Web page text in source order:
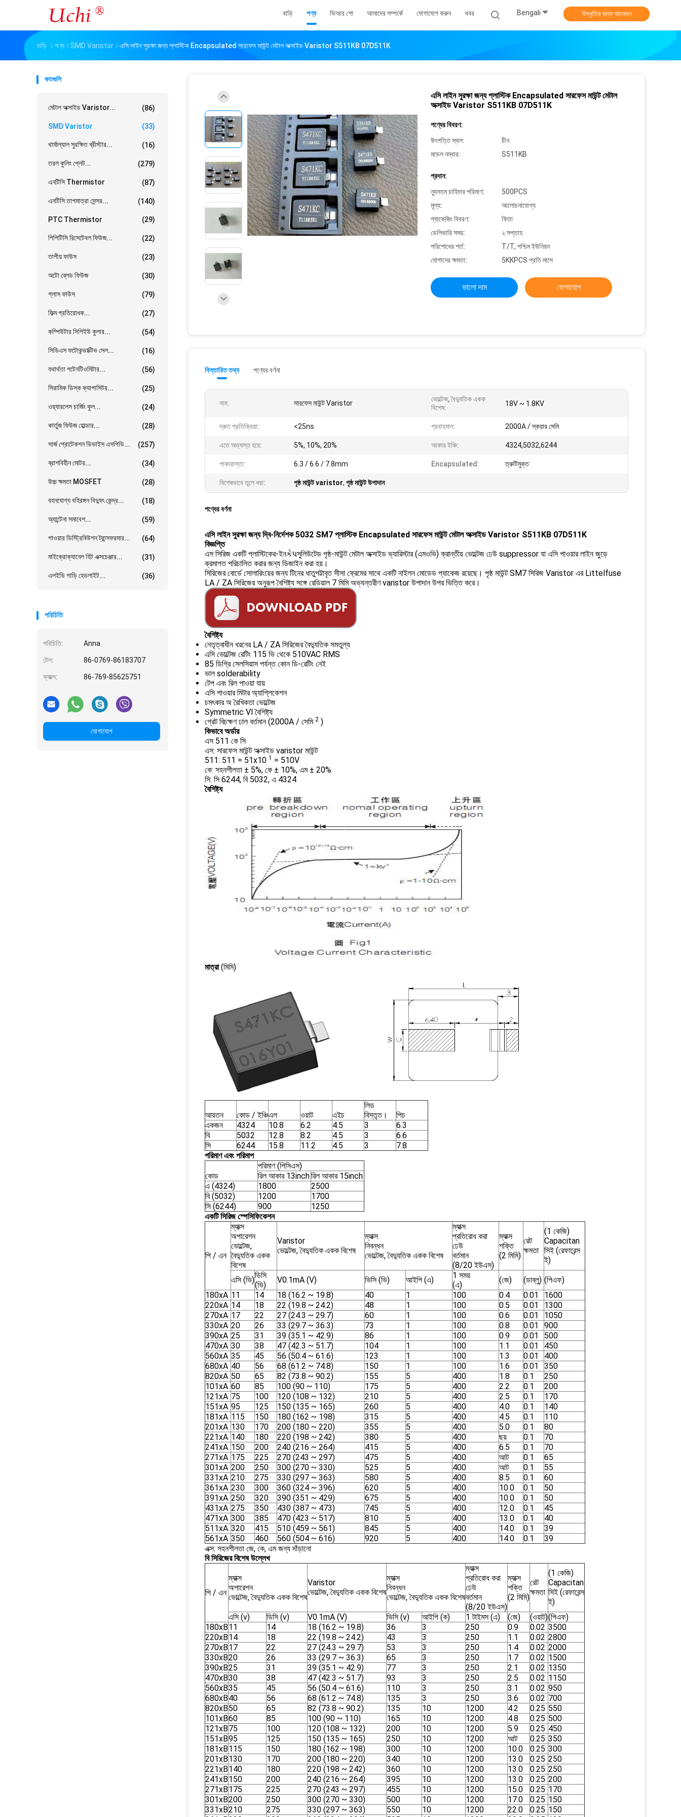
বাড়ি পণ্য ভিআর শো আমাদের সম্পর্কে যোগাযোগ করুন খবর Bengali উদ্ধৃতির জন্য আবেদন
বাড়ি পণ্য SMD Varistor এসি লাইন সুরক্ষা জন্য প্লাস্টিক Encapsulated সারফেস মাউন্ট মেটাল অক্সাইড Varistor S511KB 07D511K
কতগুলি
মেটাল অক্সাইড Varistor... (86)
SMD Varistor (33)
থার্মাল্যাল সুরক্ষিত ব্রীস্টার... (16)
তরল কুলিং প্লেট... (279)
এনটিসি Thermistor (87)
এনটিসি তাপমাত্রা সেন্সর... (140)
PTC Thermistor (29)
পিপিটিসি রিসেটেবল ফিউজ... (22)
তাপীয় ফাউস (23)
অটো ব্লেড ফিউজ (30)
গ্লাস ফাউস (79)
ফিল্ম প্রতিরোধক... (27)
কম্পিউটার সিপিইউ কুলার... (54)
সিডিএস ফটোকন্ডাক্টিভ সেল... (16)
যথার্থতা পটেনটিওমিটার... (56)
সিরামিক ডিস্ক ক্যাপাসিটর... (25)
ওয়্যারলেস চার্জিং কুল... (24)
কার্তুজ ফিউজ হোল্ডার... (28)
সার্জ প্রোটেকশন ডিভাইস এসপিডি... (257)
ব্রাশবিহীন মোটর... (34)
উচ্চ ক্ষমতা MOSFET (28)
বহনযোগ্য বহিরঙ্গন বিদ্যুৎ কেন্দ্র... (18)
অ্যান্টেনা সমাবেশ... (59)
পাওয়ার ডিস্ট্রিবিউশন ট্রান্সফরমার... (64)
মাইক্রোক্যানেল হিট এক্সচেঞ্জার... (31)
এলইডি গাড়ি হেডলাইট... (36)
পরিচিতি
পরিচিতি: Anna
টেল: 86-0769-86183707
ফ্যাক্স: 86-769-85625751
যোগাযোগ
এসি লাইন সুরক্ষা জন্য প্লাস্টিক Encapsulated সারফেস মাউন্ট মেটাল
অক্সাইড Varistor S511KB 07D511K
পণ্যের বিবরণ:
উৎপত্তি স্থল:
চীন
মডেল নম্বার:
S511KB
প্রদান:
ন্যূনতম চাহিদার পরিমাণ:
500PCS
মূল্য:
আলোচনাযোগ্য
প্যাকেজিং বিবরণ:
ফিতা
ডেলিভারি সময়:
২ সপ্তাহ
পরিশোধের শর্ত:
T/T, পশ্চিম ইউনিয়ন
যোগানের ক্ষমতা:
5KKPCS প্রতি মাসে
ভালো দাম যোগাযোগ
বিস্তারিত তথ্য পণ্যের বর্ণনা
নাম: সারফেস মাউন্ট Varistor
ভোল্টেজ, বৈদ্যুতিক একক
বিশেষ:
18V ~ 1.8KV
দ্রুত প্রতিক্রিয়া: <25ns প্রবাহমান: 2000A / স্কয়ার সেমি
এতে অভ্যস্ত হয়ে: 5%, 10%, 20% আকার ইঞ্চি: 4324,5032,6244
পাকারাস্তা: 6.3 / 6.6 / 7.8mm Encapsulated: ত্রুটিমুক্ত
বিশেষভাবে তুলে ধরা: পৃষ্ঠ মাউন্ট varistor, পৃষ্ঠ মাউন্ট উপাদান
পণ্যের বর্ণনা
এসি লাইন সুরক্ষা জন্য দ্বি-নির্দেশক 5032 SM7 প্লাস্টিক Encapsulated সারফেস মাউন্ট মেটাল অক্সাইড Varistor S511KB 07D511K
বিজ্ঞপ্তি
এস সিরিজ একটি প্লাস্টিকের-ইনકેપসুলিউটেড পৃষ্ঠ-মাউন্ট মেটাল অক্সাইড ভ্যারিস্টার (এমওভি) ক্রান্তীয় ভোল্টেজ ঢেউ suppressor যা এসি পাওয়ার লাইন জুড়ে
ক্রমাগত পরিচালিত করার জন্য ডিজাইন করা হয়।
সিরিজের বোর্ডে সোলারিংয়ের জন্য টিনের ধাতুপট্টাবৃত সীসা ফ্রেমের সাথে একটি নাইলন মোডেড প্যাকেজ রয়েছে। পৃষ্ঠ মাউন্ট SM7 সিরিজ Varistor এর Littelfuse
LA / ZA সিরিজের অনুরূপ বৈশিষ্ট্য সঙ্গে রেডিয়াল 7 মিমি অভ্যন্তরীণ varistor উপাদান উপর ভিত্তি করে।
বৈশিষ্ট্য
নেতৃত্বাধীন ধরনের LA / ZA সিরিজের বৈদ্যুতিক সমতুল্য
এসি ভোল্টেজ রেটিং 115 ভি থেকে 510VAC RMS
85 ডিগ্রি সেলসিয়াস পর্যন্ত কোন ডি-রেটিং নেই
ভাল solderability
টেপ এবং রিল পাওয়া যায়
এসি পাওয়ার মিটার অ্যাপ্লিকেশন
চমৎকার অ রৈখিকতা ভোল্টেজ
Symmetric Vl বৈশিষ্ট্য
গ্রেট বিচক্ষণ ঢাল বর্তমান (2000A / সেমি 2 )
কিভাবে অর্ডার
এস 511 কে সি
এস: সারফেস মাউন্ট অক্সাইড varistor মাউন্ট
511: 511 = 51x10 1 = 510V
কে: সহনশীলতা ± 5%, কে ± 10%, এম ± 20%
সি: সি 6244, বি 5032, এ 4324
বৈশিষ্ট্য
মাত্রা(মিমি)
আয়তন কোড / ইঞ্চিএল ওয়াট এইচ
লিড
বিস্তৃত।
পিচ
একজন
4324 10.8 6.2 4.5 3
6.3
বি
5032 12.8 8.2 4.5 3
6.6
সি
6244 15.8 11.2 4.5 3
7.8
পরিমাণ এবং পরিমাপ
কোড
পরিমাণ (পিসিএস)
রিল আকার 13inchরিল আকার 15inch
এ (4324)
1800
2500
বি (5032)
1200
1700
সি (6244)
900
1250
একটি সিরিজ স্পেসিফিকেশন
পি / এন
ম্যাক্স
অপারেশন
ভোল্টেজ,
বৈদ্যুতিক একক
বিশেষ
Varistor
ভোল্টেজ, বৈদ্যুতিক একক বিশেষ
ম্যাক্স
নিবন্ধন
ভোল্টেজ, বৈদ্যুতিক একক বিশেষ
ম্যাক্স
প্রতিরোধ করা
ঢেউ
বর্তমান
(8/20 ইউএস)
ম্যাক্স
শক্তি
(2 মিমি)
রেট
ক্ষমতা
(1 কেজি)
Capacitan
সিই (রেফারেন্স
ই)
এসি (ভি)ডিসি
(ভি)
V0.1mA (V) ভিসি (ভি) আইপি (এ)
1 সময়
(এ)
(জে) (ডাব্লু) (পিএফ)
180xA 11 14 18 (16.2 ~ 19.8) 40 1 100 0.4 0.01
1600
220xA 14 18 22 (19.8 ~ 24.2) 48 1 100 0.5 0.01
1300
270xA 17 22 27 (24.3 ~ 29.7) 60 1 100 0.6 0.01
1050
330xA 20 26 33 (29.7 ~ 36.3) 73 1 100 0.8 0.01
900
390xA 25 31 39 (35.1 ~ 42.9) 86 1 100 0.9 0.01
500
470xA 30 38 47 (42.3 ~ 51.7) 104 1 100 1.1 0.01
450
560xA 35 45 56 (50.4 ~ 61.6) 123 1 100 1.3 0.01
400
680xA 40 56 68 (61.2 ~ 74.8) 150 1 100 1.6 0.01
350
820xA 50 65 82 (73.8 ~ 90.2) 155 5 400 1.8 0.1
250
101xA 60 85 100 (90 ~ 110) 175 5 400 2.2 0.1
200
121xA 75 100 120 (108 ~ 132) 210 5 400 2.5 0.1
170
151xA 95 125 150 (135 ~ 165) 260 5 400 4.0 0.1
140
181xA 115 150 180 (162 ~ 198) 315 5 400 4.5 0.1
110
201xA 130 170 200 (180 ~ 220) 355 5 400 5.0 0.1
80
221xA 140 180 220 (198 ~ 242) 380 5 400 ছয় 0.1
70
241xA 150 200 240 (216 ~ 264) 415 5 400 6.5 0.1
70
271xA 175 225 270 (243 ~ 297) 475 5 400 আট 0.1
65
301xA 200 250 300 (270 ~ 330) 525 5 400 আট 0.1
55
331xA 210 275 330 (297 ~ 363) 580 5 400 8.5 0.1
60
361xA 230 300 360 (324 ~ 396) 620 5 400 10.0 0.1
50
391xA 250 320 390 (351 ~ 429) 675 5 400 10.0 0.1
50
431xA 275 350 430 (387 ~ 473) 745 5 400 12.0 0.1
45
471xA 300 385 470 (423 ~ 517) 810 5 400 13.0 0.1
40
511xA 320 415 510 (459 ~ 561) 845 5 400 14.0 0.1
39
561xA 350 460 560 (504 ~ 616) 920 5 400 14.0 0.1
39
এক্স: সহনশীলতা জে, কে, এম জন্য দাঁড়ানো
বি সিরিজের বিশেষ উল্লেখ
পি / এন
ম্যাক্স
অপারেশন
ভোল্টেজ, বৈদ্যুতিক একক বিশেষ
Varistor
ভোল্টেজ, বৈদ্যুতিক একক বিশেষ
ম্যাক্স
নিবন্ধন
ভোল্টেজ, বৈদ্যুতিক একক বিশেষ
ম্যাক্স
প্রতিরোধ করা
ঢেউ
বর্তমান
(8/20 ইউএস)
ম্যাক্স
শক্তি
(2 মিমি)
রেট
ক্ষমতা
(1 কেজি)
Capacitan
সিই (রেফারেন্স
ই)
এসি (v)
ডিসি (v) V0.1mA (V) ভিসি (v) আইপি (ক) 1 টাইমস (এ) (জে) (ওয়াট)(পিএফ)
180xB11 14 18 (16.2 ~ 19.8) 36 3 250 0.9 0.02 3500
220xB14 18 22 (19.8 ~ 24.2) 43 3 250 1.1 0.02 2800
270xB17 22 27 (24.3 ~ 29.7) 53 3 250 1.4 0.02 2000
330xB20 26 33 (29.7 ~ 36.3) 65 3 250 1.7 0.02 1500
390xB25 31 39 (35.1 ~ 42.9) 77 3 250 2.1 0.02 1350
470xB30 38 47 (42.3 ~ 51.7) 93 3 250 2.5 0.02 1150
560xB35 45 56 (50.4 ~ 61.6) 110 3 250 3.1 0.02 950
680xB40 56 68 (61.2 ~ 74.8) 135 3 250 3.6 0.02 700
820xB50 65 82 (73.8 ~ 90.2) 135 10 1200 4.2 0.25 550
101xB60 85 100 (90 ~ 110) 165 10 1200 4.8 0.25 500
121xB75 100 120 (108 ~ 132) 200 10 1200 5.9 0.25 450
151xB95 125 150 (135 ~ 165) 250 10 1200 আট 0.25 350
181xB115 150 180 (162 ~ 198) 300 10 1200 10.0 0.25 300
201xB130 170 200 (180 ~ 220) 340 10 1200 13.0 0.25 250
221xB140 180 220 (198 ~ 242) 360 10 1200 13.0 0.25 250
241xB150 200 240 (216 ~ 264) 395 10 1200 13.0 0.25 200
271xB175 225 270 (243 ~ 297) 455 10 1200 15.0 0.25 170
301xB200 250 300 (270 ~ 330) 500 10 1200 17.0 0.25 150
331xB210 275 330 (297 ~ 363) 550 10 1200 22.0 0.25 150